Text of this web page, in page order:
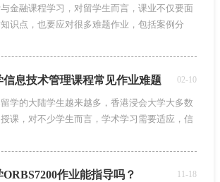
金融课程学习，对留学生而言，课业不仅要面
识点，也要应对很多难题作业，包括案例分
信息技术管理课程常见作业难题 02-10
的大陆学生越来越多，香港浸会大学大多数
课，对不少学生而言，学术学习需要适应，信
作业能指导吗？ 11-18